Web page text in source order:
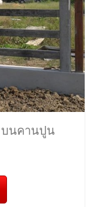
บนคานปูน